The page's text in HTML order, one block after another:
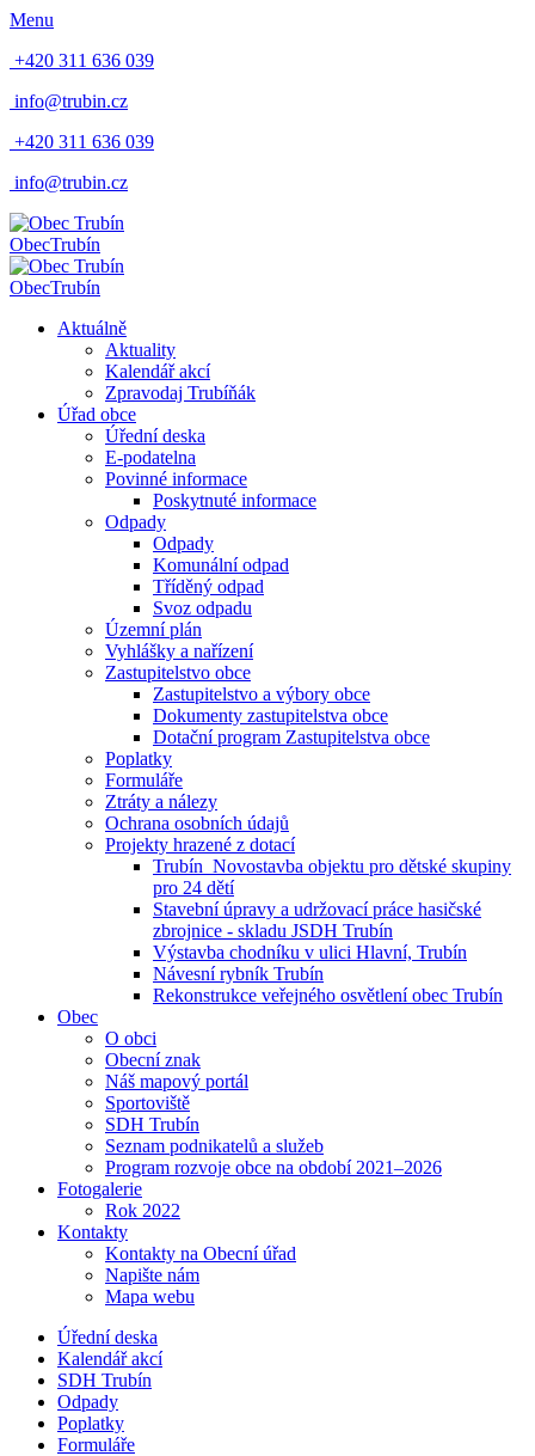
Menu
+420 311 636 039
info@trubin.cz
+420 311 636 039
info@trubin.cz
ObecTrubín
ObecTrubín
Aktuálně
Aktuality
Kalendář akcí
Zpravodaj Trubíňák
Úřad obce
Úřední deska
E-podatelna
Povinné informace
Poskytnuté informace
Odpady
Odpady
Komunální odpad
Tříděný odpad
Svoz odpadu
Územní plán
Vyhlášky a nařízení
Zastupitelstvo obce
Zastupitelstvo a výbory obce
Dokumenty zastupitelstva obce
Dotační program Zastupitelstva obce
Poplatky
Formuláře
Ztráty a nálezy
Ochrana osobních údajů
Projekty hrazené z dotací
Trubín_Novostavba objektu pro dětské skupiny
pro 24 dětí
Stavební úpravy a udržovací práce hasičské
zbrojnice - skladu JSDH Trubín
Výstavba chodníku v ulici Hlavní, Trubín
Návesní rybník Trubín
Rekonstrukce veřejného osvětlení obec Trubín
Obec
O obci
Obecní znak
Náš mapový portál
Sportoviště
SDH Trubín
Seznam podnikatelů a služeb
Program rozvoje obce na období 2021–2026
Fotogalerie
Rok 2022
Kontakty
Kontakty na Obecní úřad
Napište nám
Mapa webu
Úřední deska
Kalendář akcí
SDH Trubín
Odpady
Poplatky
Formuláře